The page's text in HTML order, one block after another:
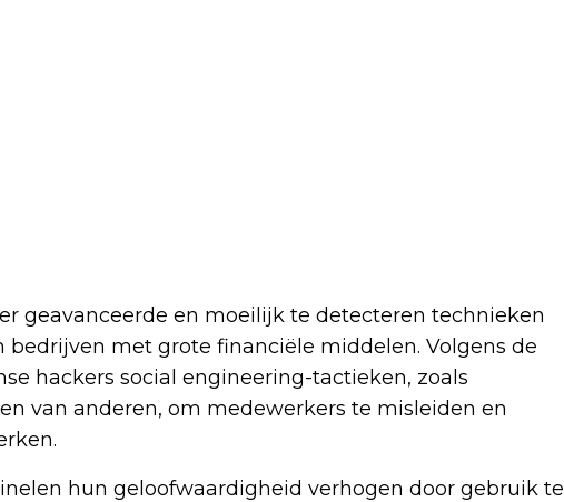
geavanceerde en moeilijk te detecteren technieken
met grote financiële middelen. Volgens de
hackers social engineering-tactieken, zoals
van anderen, om medewerkers te misleiden en
hun geloofwaardigheid verhogen door gebruik te